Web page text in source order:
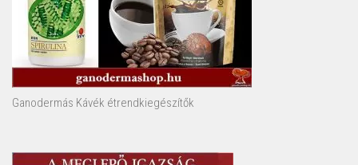
Ganodermás Kávék étrendkiegészítők